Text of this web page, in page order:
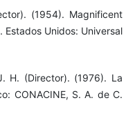
(1954). Magnificent
Unidos: Universal
H. (Director). (1976). La
CONACINE, S. A. de C.